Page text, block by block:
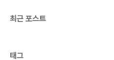
최근 포스트
태그